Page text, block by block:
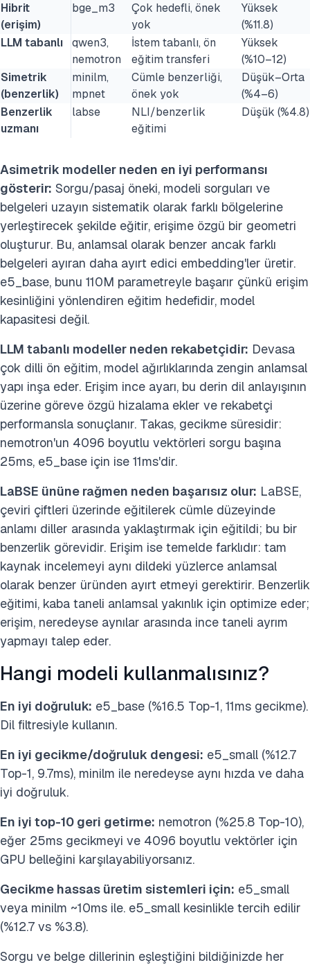
Hibrit
(erişim)
bge_m3
Çok hedefli, önek
yok
Yüksek
(%11.8)
LLM tabanlı
qwen3,
nemotron
İstem tabanlı, ön
eğitim transferi
Yüksek
(%10–12)
Simetrik
(benzerlik)
minilm,
mpnet
Cümle benzerliği,
önek yok
Düşük–Orta
(%4–6)
Benzerlik
uzmanı
labse
NLI/benzerlik
eğitimi
Düşük (%4.8)
Asimetrik modeller neden en iyi performansı
gösterir: Sorgu/pasaj öneki, modeli sorguları ve
belgeleri uzayın sistematik olarak farklı bölgelerine
yerleştirecek şekilde eğitir, erişime özgü bir geometri
oluşturur. Bu, anlamsal olarak benzer ancak farklı
belgeleri ayıran daha ayırt edici embedding'ler üretir.
e5_base, bunu 110M parametreyle başarır çünkü erişim
kesinliğini yönlendiren eğitim hedefidir, model
kapasitesi değil.
LLM tabanlı modeller neden rekabetçidir: Devasa
çok dilli ön eğitim, model ağırlıklarında zengin anlamsal
yapı inşa eder. Erişim ince ayarı, bu derin dil anlayışının
üzerine göreve özgü hizalama ekler ve rekabetçi
performansla sonuçlanır. Takas, gecikme süresidir:
nemotron'un 4096 boyutlu vektörleri sorgu başına
25ms, e5_base için ise 11ms'dir.
LaBSE ününe rağmen neden başarısız olur: LaBSE,
çeviri çiftleri üzerinde eğitilerek cümle düzeyinde
anlamı diller arasında yaklaştırmak için eğitildi; bu bir
benzerlik görevidir. Erişim ise temelde farklıdır: tam
kaynak incelemeyi aynı dildeki yüzlerce anlamsal
olarak benzer üründen ayırt etmeyi gerektirir. Benzerlik
eğitimi, kaba taneli anlamsal yakınlık için optimize eder;
erişim, neredeyse aynılar arasında ince taneli ayrım
yapmayı talep eder.
Hangi modeli kullanmalısınız?
En iyi doğruluk: e5_base (%16.5 Top-1, 11ms gecikme).
Dil filtresiyle kullanın.
En iyi gecikme/doğruluk dengesi: e5_small (%12.7
Top-1, 9.7ms), minilm ile neredeyse aynı hızda ve daha
iyi doğruluk.
En iyi top-10 geri getirme: nemotron (%25.8 Top-10),
eğer 25ms gecikmeyi ve 4096 boyutlu vektörler için
GPU belleğini karşılayabiliyorsanız.
Gecikme hassas üretim sistemleri için: e5_small
veya minilm ~10ms ile. e5_small kesinlikle tercih edilir
(%12.7 vs %3.8).
Sorgu ve belge dillerinin eşleştiğini bildiğinizde her